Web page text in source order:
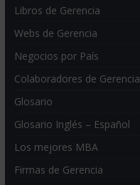
Libros de Gerencia
Webs de Gerencia
Negocios por País
Colaboradores de Gerencia
Glosario
Glosario Inglés – Español
Los mejores MBA
Firmas de Gerencia